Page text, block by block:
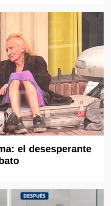
el desesperante